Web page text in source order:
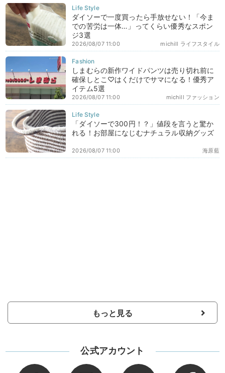
ダイソーで一度買ったら手放せない！「今ま
での苦労は一体…」ってくらい優秀なスポン
ジ3選
michill ライフスタイル
2026/08/07 11:00
しまむらの新作ワイドパンツは売り切れ前に
確保しとこ♡はくだけでサマになる！優秀ア
イテム5選
michill ファッション
2026/08/07 11:00
「ダイソーで300円！？」値段を言うと驚か
れる！お部屋になじむナチュラル収納グッズ
海原藍
2026/08/07 11:00
もっと見る
公式アカウント